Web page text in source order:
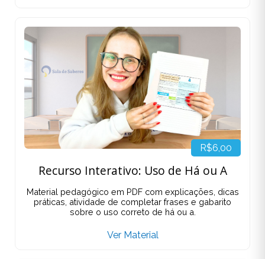
R$6,00
Recurso Interativo: Uso de Há ou A
Material pedagógico em PDF com explicações, dicas
práticas, atividade de completar frases e gabarito
sobre o uso correto de há ou a.
Ver Material